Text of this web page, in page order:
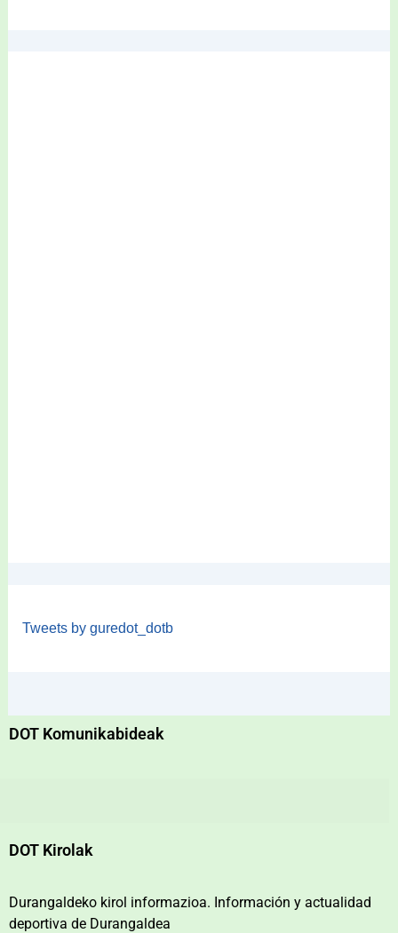
Tweets by guredot_dotb
DOT Komunikabideak
DOT Kirolak
Durangaldeko kirol informazioa. Información y actualidad
deportiva de Durangaldea